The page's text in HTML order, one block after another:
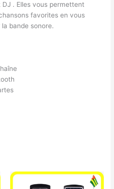
. Elles vous permettent
favorites en vous
bande sonore.